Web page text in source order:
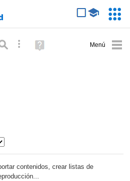
Búsqueda avanzada
Ayuda
(en
contenidos, crear listas de